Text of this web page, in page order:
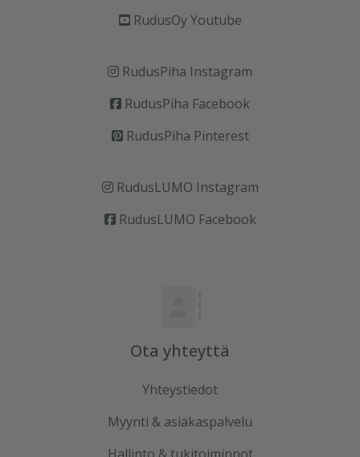
RudusOy Youtube
RudusPiha Instagram
RudusPiha Facebook
RudusPiha Pinterest
RudusLUMO Instagram
RudusLUMO Facebook
Ota yhteyttä
Yhteystiedot
Myynti & asiakaspalvelu